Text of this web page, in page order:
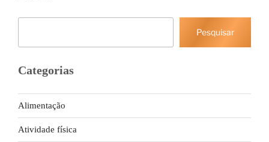
Pesquisar
Categorias
Alimentação
Atividade física